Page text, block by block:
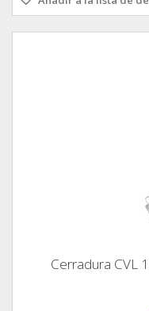
Cerradura CVL